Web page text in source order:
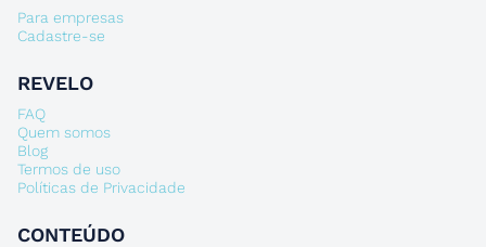
Para empresas
Cadastre-se
REVELO
FAQ
Quem somos
Blog
Termos de uso
Políticas de Privacidade
CONTEÚDO